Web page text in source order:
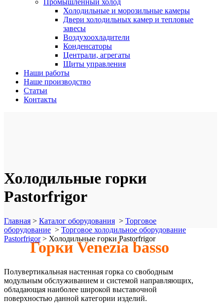
Холодильные и морозильные камеры
Двери холодильных камер и тепловые
завесы
Воздухоохладители
Конденсаторы
Централи, агрегаты
Щиты управления
Наши работы
Наше производство
Статьи
Контакты
Холодильные горки
Pastorfrigor
Главная > Каталог оборудования > Торговое
оборудование > Торговое холодильное оборудование
Pastorfrigor> Холодильные горки Pastorfrigor
Горки Venezia basso
Полувертикальная настенная горка со свободным
модульным обслуживанием и системой направляющих,
обладающая наиболее широкой выставочной
поверхностью данной категории изделий.